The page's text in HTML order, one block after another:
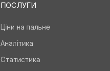
ПОСЛУГИ
Ціни на пальне
Аналітика
Статистика